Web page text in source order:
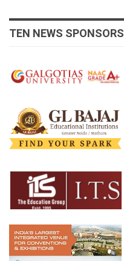
TEN NEWS SPONSORS